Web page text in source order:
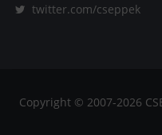
twitter.com/cseppek
Copyright © 2007-2026